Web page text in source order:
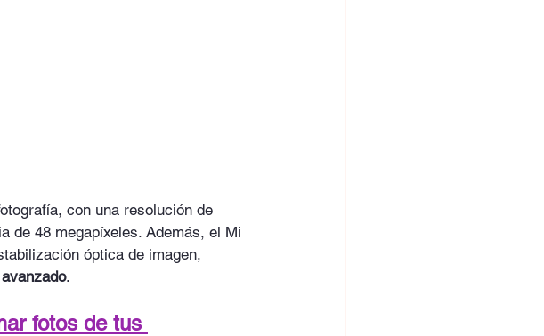
con una resolución de
de 48 megapíxeles. Además, el Mi
óptica de imagen,
.
fotos de tus